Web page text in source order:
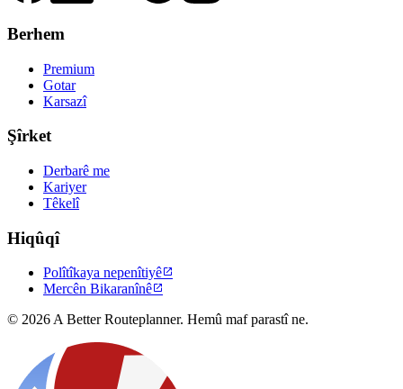
Berhem
Premium
Gotar
Karsazî
Şîrket
Derbarê me
Kariyer
Têkelî
Hiqûqî
Polîtîkaya nepenîtiyê
Mercên Bikaranînê
© 2026 A Better Routeplanner. Hemû maf parastî ne.